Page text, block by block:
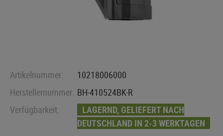
Artikelnummer:
10218006000
Herstellernummer: BH-410524BK-R
Verfügbarkeit:
LAGERND, GELIEFERT NACH
DEUTSCHLAND IN 2-3 WERKTAGEN